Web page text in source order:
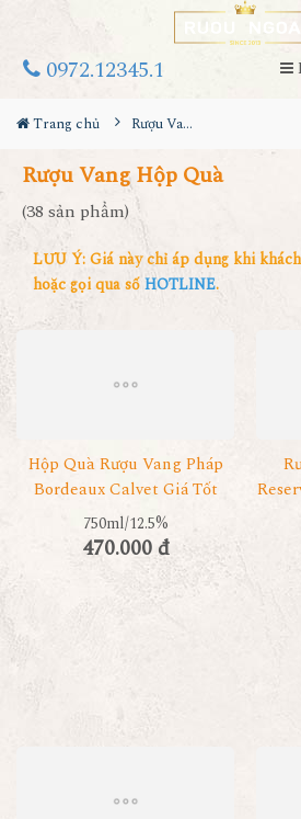
0972.12345.1
Trang chủ Rượu Vang Hộp Quà
Rượu Vang Hộp Quà
(38 sản phẩm)
LƯU Ý: Giá này chỉ áp dụng khi
hoặc gọi qua sốHOTLINE.
Hộp Quà Rượu Vang Pháp
Bordeaux Calvet Giá Tốt
750ml/12.5%
470.000 đ